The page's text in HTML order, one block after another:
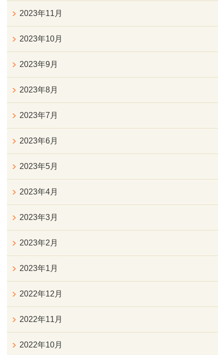
2023年11月
2023年10月
2023年9月
2023年8月
2023年7月
2023年6月
2023年5月
2023年4月
2023年3月
2023年2月
2023年1月
2022年12月
2022年11月
2022年10月